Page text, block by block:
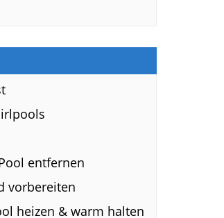
entfernen
vorbereiten
heizen & warm halten